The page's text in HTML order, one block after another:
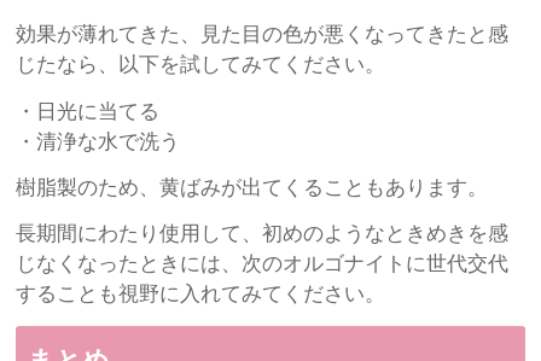
効果が薄れてきた、見た目の色が悪くなってきたと感
じたなら、以下を試してみてください。
・日光に当てる
・清浄な水で洗う
樹脂製のため、黄ばみが出てくることもあります。
長期間にわたり使用して、初めのようなときめきを感
じなくなったときには、次のオルゴナイトに世代交代
することも視野に入れてみてください。